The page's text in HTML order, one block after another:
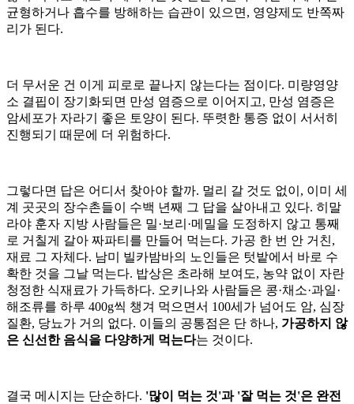
균형하거나 흡수를 방해하는 습관이 있으면, 영양제도 반쪽짜
리가 된다.
더 무서운 건 이게 피로로 끝나지 않는다는 점이다. 미량영양
소 결핍이 장기화되면 만성 염증으로 이어지고, 만성 염증은
암세포가 자라기 좋은 토양이 된다. 뚜렷한 통증 없이 서서히
진행되기 때문에 더 위험하다.
그렇다면 답은 어디서 찾아야 할까. 멀리 갈 것도 없이, 이미 세
계 곳곳의 장수촌들이 수백 년째 그 답을 살아내고 있다. 히말
라야 훈자 지방 사람들은 밀·보리·메밀을 도정하지 않고 통째
로 거칠게 갈아 짜파티를 만들어 먹는다. 가공 한 번 안 거친,
재료 그 자체다. 남미 빌카밤바의 노인들은 텃밭에서 바로 수
확한 것을 그날 먹는다. 밥상은 초라해 보여도, 농약 없이 자란
청정한 식재료가 가득하다. 오키나와 사람들은 콩·채소·과일·
해조류를 하루 400g씩 챙겨 먹으면서 100세가 넘어도 암, 심장
질환, 당뇨가 거의 없다. 이들의 공통점은 단 하나, 가공하지 않
은 신선한 음식을 다양하게 먹는다는 것이다.
결국 메시지는 단순하다. '많이 먹는 것'과 '잘 먹는 것'은 완전